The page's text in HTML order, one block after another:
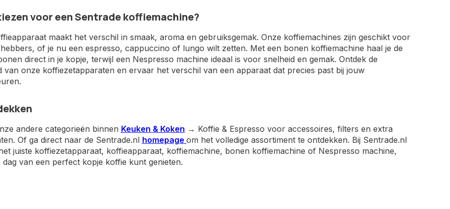
voor een Sentrade koffiemachine?
maakt het verschil in smaak, aroma en gebruiksgemak. Onze koffiemachines zijn geschikt voor
of je nu een espresso, cappuccino of lungo wilt zetten. Met een bonen koffiemachine haal je de
direct in je kopje, terwijl een Nespresso machine ideaal is voor snelheid en gemak. Ontdek de
van onze koffiezetapparaten en ervaar het verschil van een apparaat dat precies past bij jouw
andere categorieën binnen Keuken & Koken → Koffie & Espresso voor accessoires, filters en extra
Of ga direct naar de Sentrade.nl homepage om het volledige assortiment te ontdekken. Bij Sentrade.nl
juiste koffiezetapparaat, koffieapparaat, koffiemachine, bonen koffiemachine of Nespresso machine,
dag van een perfect kopje koffie kunt genieten.